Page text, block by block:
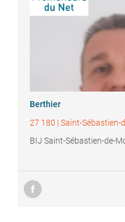
Berthier
27 180 | Saint-Sébastien-
BIJ Saint-Sébastien-de-